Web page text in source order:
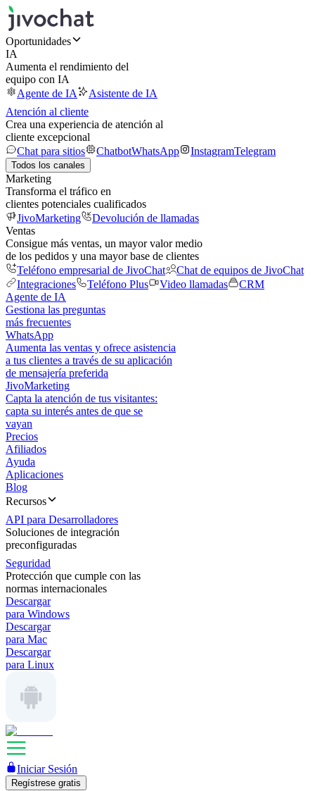
Oportunidades
IA
Aumenta el rendimiento del
equipo con IA
Agente de IA
Asistente de IA
Atención al cliente
Crea una experiencia de atención al
cliente excepcional
Chat para sitios
ChatbotWhatsApp InstagramTelegram
Todos los canales
Marketing
Transforma el tráfico en
clientes potenciales cualificados
JivoMarketing
Devolución de llamadas
Ventas
Consigue más ventas, un mayor valor medio
de los pedidos y una mayor base de clientes
Teléfono empresarial de JivoChat
Chat de equipos de JivoChat
Integraciones
Teléfono Plus Video llamadas
CRM
Agente de IA
Gestiona las preguntas
más frecuentes
WhatsApp
Aumenta las ventas y ofrece asistencia
a tus clientes a través de su aplicación
de mensajería preferida
JivoMarketing
Capta la atención de tus visitantes:
capta su interés antes de que se
vayan
Precios
Afiliados
Ayuda
Aplicaciones
Blog
Recursos
API para Desarrolladores
Soluciones de integración
preconfiguradas
Seguridad
Protección que cumple con las
normas internacionales
Descargar
para Windows
Descargar
para Mac
Descargar
para Linux
Iniciar Sesión
Regístrese gratis